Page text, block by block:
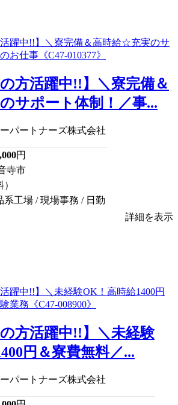
の方活躍中!!】＼寮完備＆
サポート体制！／事...
パートナーズ株式会社
円
寺市
系工場 / 現場事務 / 日勤
詳細を表示
の方活躍中!!】＼未経験
円＆寮費無料／...
パートナーズ株式会社